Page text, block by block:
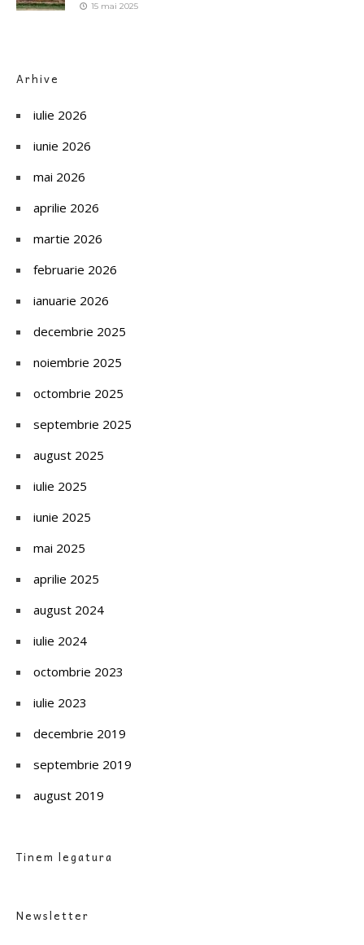
15 mai 2025
Arhive
iulie 2026
iunie 2026
mai 2026
aprilie 2026
martie 2026
februarie 2026
ianuarie 2026
decembrie 2025
noiembrie 2025
octombrie 2025
septembrie 2025
august 2025
iulie 2025
iunie 2025
mai 2025
aprilie 2025
august 2024
iulie 2024
octombrie 2023
iulie 2023
decembrie 2019
septembrie 2019
august 2019
Tinem legatura
Newsletter